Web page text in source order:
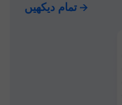
تمام دیکھیں